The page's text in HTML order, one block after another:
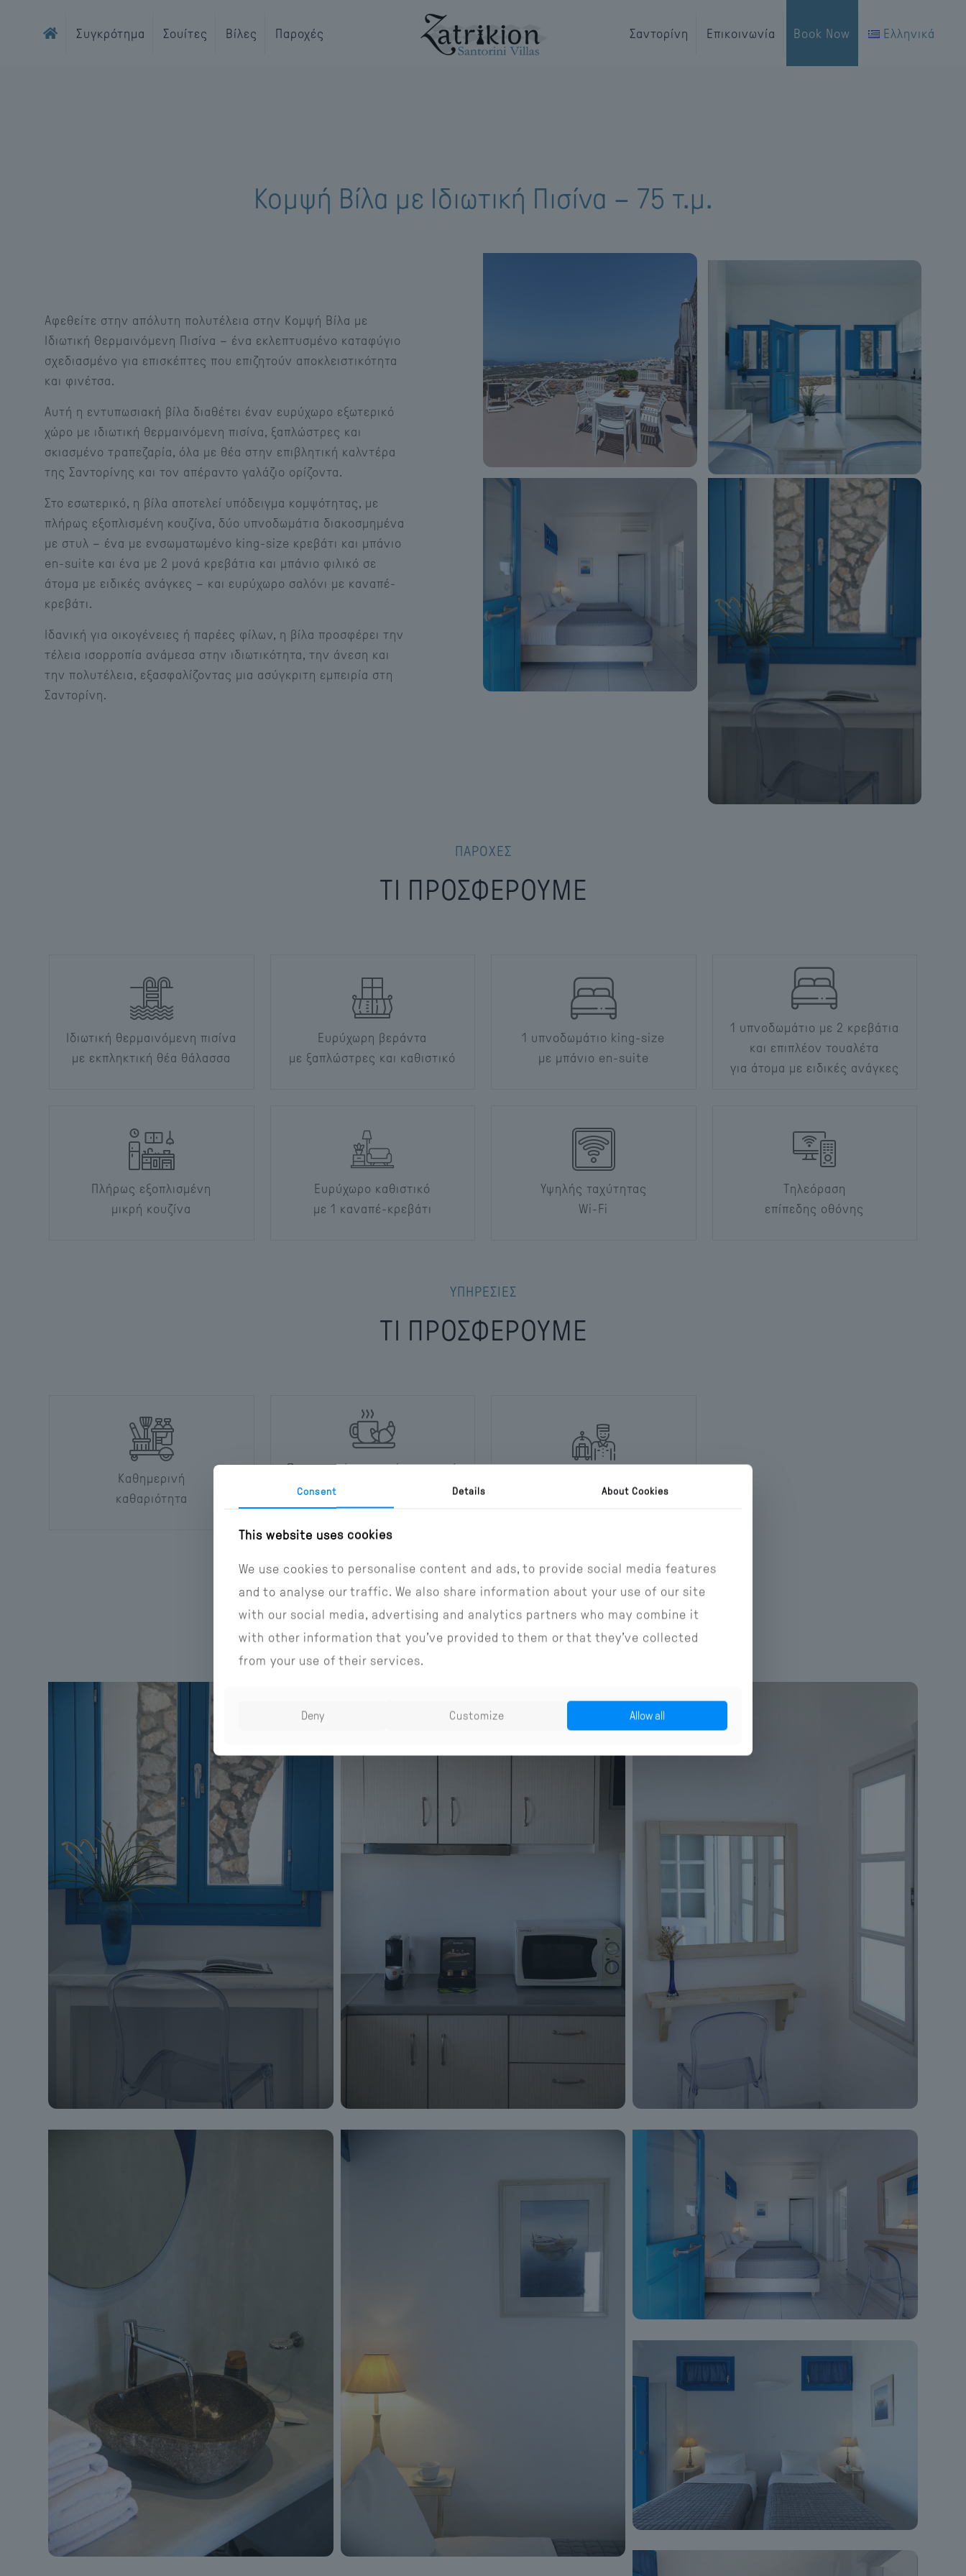
Συγκρότημα Σουίτες Βίλες Παροχές Σαντορίνη Επικοινωνία Book Now Ελληνικά
Κομψή Βίλα με Ιδιωτική Πισίνα – 75 τ.μ.
Αφεθείτε στην απόλυτη πολυτέλεια στην Κομψή Βίλα με
Ιδιωτική Θερμαινόμενη Πισίνα – ένα εκλεπτυσμένο καταφύγιο
σχεδιασμένο για επισκέπτες που επιζητούν αποκλειστικότητα
και φινέτσα.
Αυτή η εντυπωσιακή βίλα διαθέτει έναν ευρύχωρο εξωτερικό
χώρο με ιδιωτική θερμαινόμενη πισίνα, ξαπλώστρες και
σκιασμένο τραπεζαρία, όλα με θέα στην επιβλητική καλντέρα
της Σαντορίνης και τον απέραντο γαλάζιο ορίζοντα.
Στο εσωτερικό, η βίλα αποτελεί υπόδειγμα κομψότητας, με
πλήρως εξοπλισμένη κουζίνα, δύο υπνοδωμάτια διακοσμημένα
με στυλ – ένα με ενσωματωμένο king-size κρεβάτι και μπάνιο
en-suite και ένα με 2 μονά κρεβάτια και μπάνιο φιλικό σε
άτομα με ειδικές ανάγκες – και ευρύχωρο σαλόνι με καναπέ-
κρεβάτι.
Ιδανική για οικογένειες ή παρέες φίλων, η βίλα προσφέρει την
τέλεια ισορροπία ανάμεσα στην ιδιωτικότητα, την άνεση και
την πολυτέλεια, εξασφαλίζοντας μια ασύγκριτη εμπειρία στη
Σαντορίνη.
ΠΑΡΟΧΕΣ
ΤΙ ΠΡΟΣΦΕΡΟΥΜΕ
Ιδιωτική θερμαινόμενη πισίνα
με εκπληκτική θέα θάλασσα
Ευρύχωρη βεράντα
με ξαπλώστρες και καθιστικό
1 υπνοδωμάτιο king-size
με μπάνιο en-suite
1 υπνοδωμάτιο με 2 κρεβάτια
και επιπλέον τουαλέτα
για άτομα με ειδικές ανάγκες
Πλήρως εξοπλισμένη
μικρή κουζίνα
Ευρύχωρο καθιστικό
με 1 καναπέ-κρεβάτι
Υψηλής ταχύτητας
Wi-Fi
Tηλεόραση
επίπεδης οθόνης
ΥΠΗΡΕΣΙΕΣ
ΤΙ ΠΡΟΣΦΕΡΟΥΜΕ
Καθημερινή
καθαριότητα
Προσωπική υπηρεσία πρωινού
με επιπλέον χρέωση
(15 EUR ανά άτομο ανά ημέρα)
και ταξιδιωτική βοήθεια
ROOM GALLERY
Consent Details About Cookies
This website uses cookies
We use cookies to personalise content and ads, to provide social media features
and to analyse our traffic. We also share information about your use of our site
with our social media, advertising and analytics partners who may combine it
with other information that you’ve provided to them or that they’ve collected
from your use of their services.
Deny Customize Allow all